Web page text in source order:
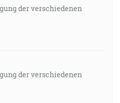
der verschiedenen
der verschiedenen